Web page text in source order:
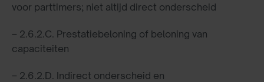
voor parttimers; niet altijd direct onderscheid
– 2.6.2.C. Prestatiebeloning of beloning van
capaciteiten
– 2.6.2.D. Indirect onderscheid en